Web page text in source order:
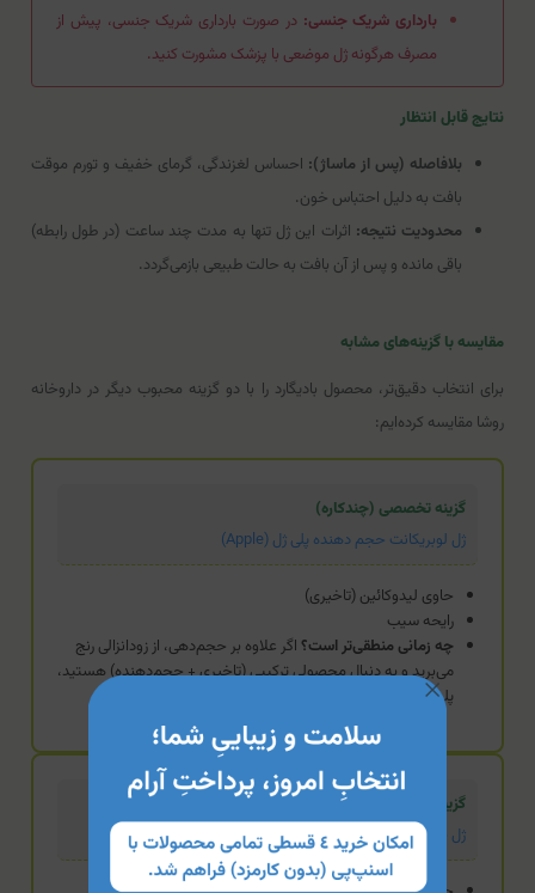
بارداری شریک جنسی: در صورت بارداری شریک جنسی، پیش از
مصرف هرگونه ژل موضعی با پزشک مشورت کنید.
نتایج قابل انتظار
بلافاصله (پس از ماساژ): احساس لغزندگی، گرمای خفیف و تورم موقت
بافت به دلیل احتباس خون.
محدودیت نتیجه: اثرات این ژل تنها به مدت چند ساعت (در طول رابطه)
باقی مانده و پس از آن بافت به حالت طبیعی بازمی‌گردد.
مقایسه با گزینه‌های مشابه
برای انتخاب دقیق‌تر، محصول بادیگارد را با دو گزینه محبوب دیگر در داروخانه
روشا مقایسه کرده‌ایم:
گزینه تخصصی (چندکاره)
ژل لوبريكانت حجم دهنده پلی ژل (Apple)
حاوی لیدوکائین (تاخیری)
رایحه سیب
چه زمانی منطقی‌تر است؟اگر علاوه بر حجم‌دهی، از زودانزالی رنج
می‌برید و به دنبال محصولی ترکیبی (تاخیری + حجم‌دهنده) هستید،
پلی‌ژل انتخاب تخصصی‌تری است.
گزینه استاندارد
ژل حجم دهنده ایموشن (مشکی)